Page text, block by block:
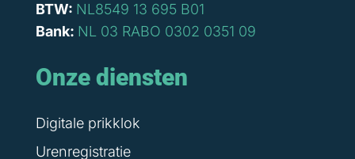
BTW: NL8549 13 695 B01
Bank: NL 03 RABO 0302 0351 09
Onze diensten
Digitale prikklok
Urenregistratie